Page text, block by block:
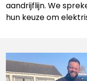
aandrijflijn. We
hun keuze om